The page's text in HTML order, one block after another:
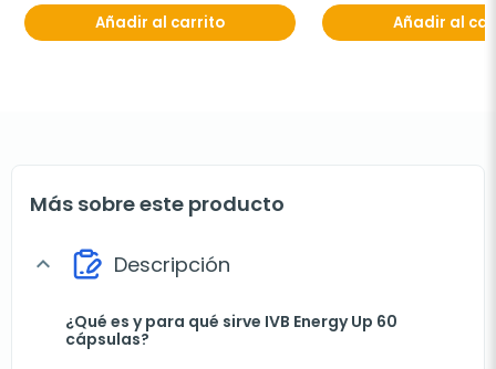
Añadir al carrito Añadir al
Más sobre este producto
expand_more Descripción
¿Qué es y para qué sirve IVB Energy Up 60
cápsulas?